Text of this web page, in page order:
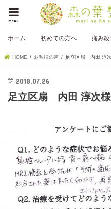
menu
ホーム 初めての方へ 痛み改
HOME お客様の声 足立区扇 内田 淳
2018.07.26
足立区扇 内田 淳次様